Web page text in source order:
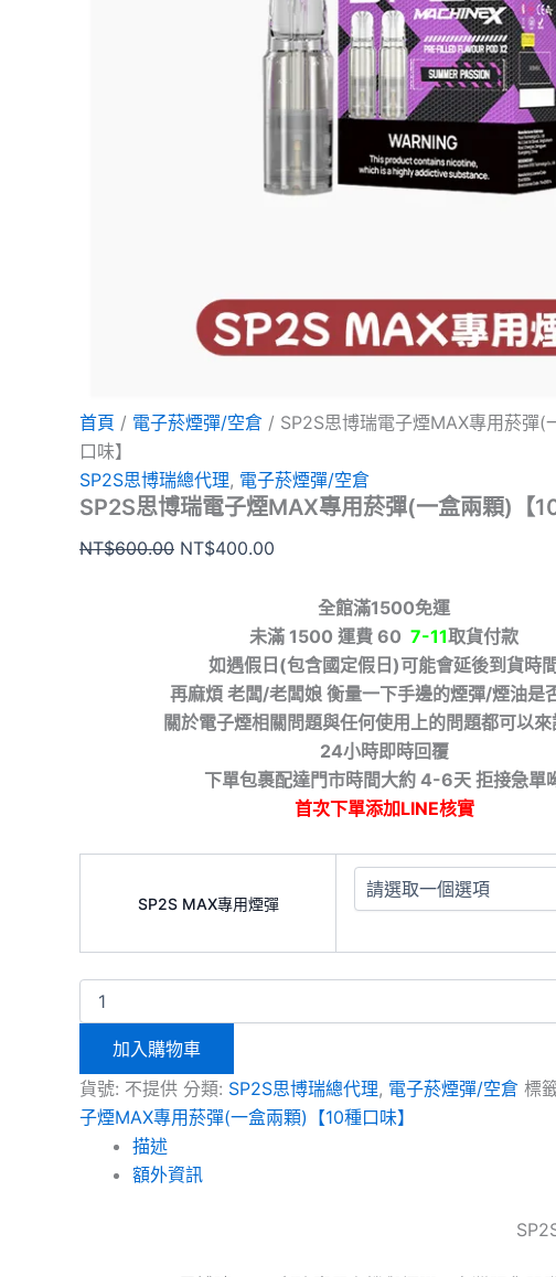
首頁 / 電子菸煙彈/空倉 / SP2S思博瑞電子煙MAX專用菸彈(
口味】
SP2S思博瑞總代理, 電子菸煙彈/空倉
SP2S思博瑞電子煙MAX專用菸彈(一盒兩顆)【10
NT$600.00 NT$400.00
全館滿1500免運
未滿 1500 運費 60 7-11取貨付款
如遇假日(包含國定假日)可能會延後到貨時間
再麻煩 老闆/老闆娘 衡量一下手邊的煙彈/煙油是
關於電子煙相關問題與任何使用上的問題都可以
24小時即時回覆
下單包裹配達門市時間大約 4-6天 拒接急單
首次下單添加LINE核實
SP2S MAX專用煙彈
加入購物車
貨號: 不提供 分類: SP2S思博瑞總代理, 電子菸煙彈/空倉 標
子煙MAX專用菸彈(一盒兩顆)【10種口味】
描述
額外資訊
項
項項
項